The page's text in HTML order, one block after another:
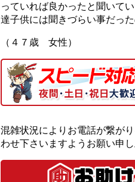
っていれば良かったと聞いて
達子供には聞きづらい事だっ
（４７歳 女性）
混雑状況によりお電話が繋が
わせ下さいますようお願い申し